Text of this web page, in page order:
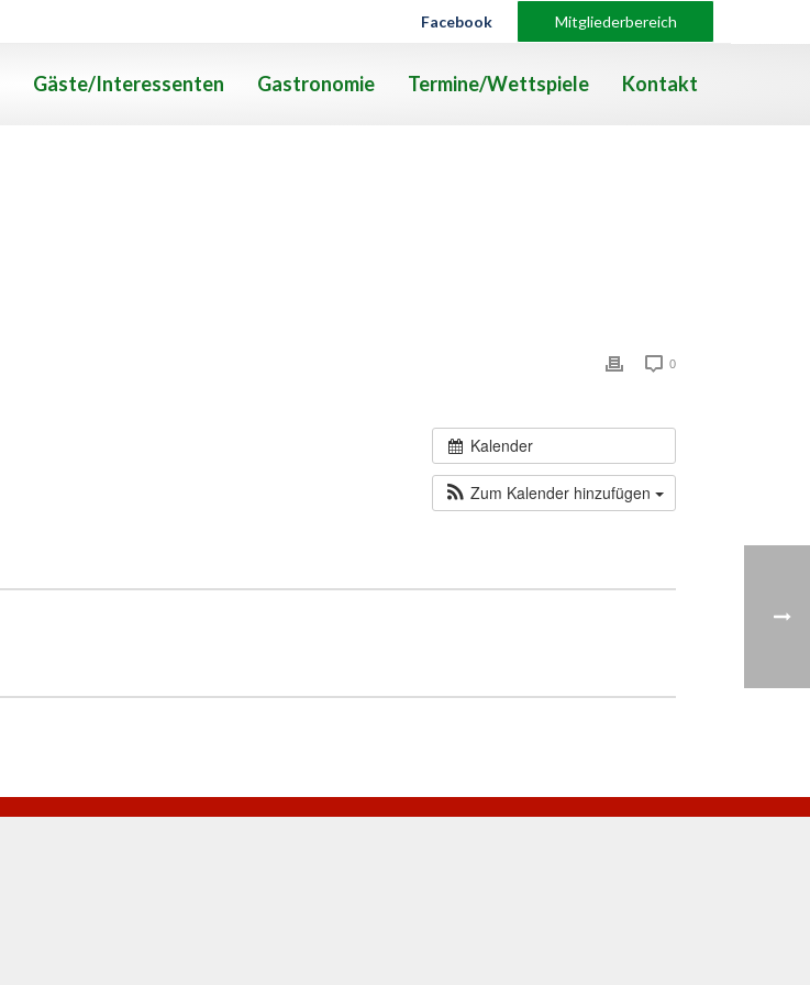
Facebook Mitgliederbereich
Gäste/Interessenten Gastronomie Termine/Wettspiele Kontakt
0
Kalender
Zum Kalender hinzufügen